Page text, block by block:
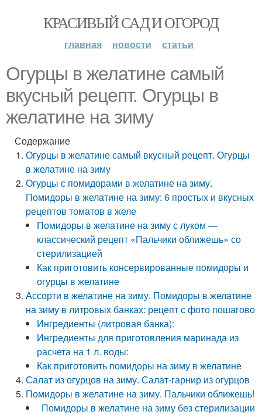
КРАСИВЫЙ САД И ОГОРОД
главная новости статьи
Огурцы в желатине самый
вкусный рецепт. Огурцы в
желатине на зиму
Содержание
Огурцы в желатине самый вкусный рецепт. Огурцы
в желатине на зиму
Огурцы с помидорами в желатине на зиму.
Помидоры в желатине на зиму: 6 простых и вкусных
рецептов томатов в желе
Помидоры в желатине на зиму с луком —
классический рецепт «Пальчики оближешь» со
стерилизацией
Как приготовить консервированные помидоры и
огурцы в желатине
Ассорти в желатине на зиму. Помидоры в желатине
на зиму в литровых банках: рецепт с фото пошагово
Ингредиенты (литровая банка):
Ингредиенты для приготовления маринада из
расчета на 1 л. воды:
Как приготовить помидоры на зиму в желатине
Салат из огурцов на зиму. Салат-гарнир из огурцов
Помидоры в желатине на зиму. Пальчики оближешь!
Помидоры в желатине на зиму без стерилизации